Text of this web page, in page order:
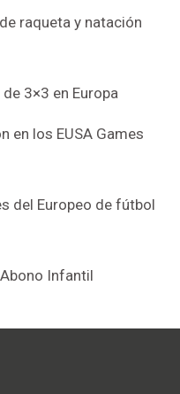
raqueta y natación
3×3 en Europa
en los EUSA Games
del Europeo de fútbol
Infantil